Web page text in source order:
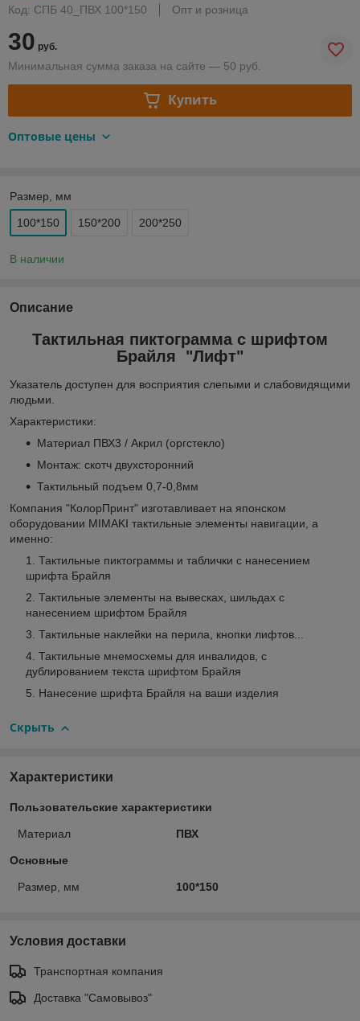
Код: СПБ 40_ПВХ 100*150
Опт и розница
30 руб.
Минимальная сумма заказа на сайте — 50 руб.
Купить
Оптовые цены
Размер, мм
100*150 150*200 200*250
В наличии
Описание
Тактильная пиктограмма с шрифтом
Брайля "Лифт"
Указатель доступен для восприятия слепыми и слабовидящими
людьми.
Характеристики:
Материал ПВХ3 / Акрил (оргстекло)
Монтаж: скотч двухсторонний
Тактильный подъем 0,7-0,8мм
Компания "КолорПринт" изготавливает на японском
оборудовании MIMAKI тактильные элементы навигации, а
именно:
Тактильные пиктограммы и таблички с нанесением
шрифта Брайля
Тактильные элементы на вывесках, шильдах с
нанесением шрифтом Брайля
Тактильные наклейки на перила, кнопки лифтов...
Тактильные мнемосхемы для инвалидов, с
дублированием текста шрифтом Брайля
Нанесение шрифта Брайля на ваши изделия
Скрыть
Характеристики
Пользовательские характеристики
Материал ПВХ
Основные
Размер, мм 100*150
Условия доставки
Транспортная компания
Доставка "Самовывоз"